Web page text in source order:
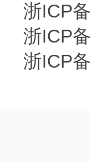
浙ICP
浙ICP
浙ICP